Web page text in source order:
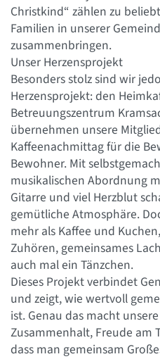
Christkind“ zählen zu
Familien in unserer
zusammenbringen.
Unser Herzensprojekt
Besonders stolz sind wir
Herzensprojekt: den
Betreuungszentrum
übernehmen unsere
Kaffeenachmittag für die
Bewohner. Mit
musikalischen Abordnung
Gitarre und viel Herzblut
gemütliche Atmosphäre.
mehr als Kaffee und
Zuhören, gemeinsames
auch mal ein Tänzchen.
Dieses Projekt verbindet
und zeigt, wie wertvoll
ist. Genau das macht
Zusammenhalt, Freude am
dass man gemeinsam